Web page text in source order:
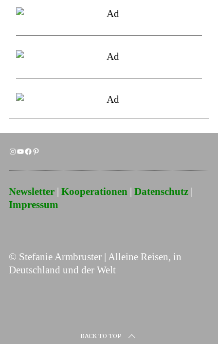
Newsletter| Kooperationen| Datenschutz|
Impressum
© Stefanie Armbruster | Alleine Reisen, in
Deutschland und der Welt
BACK TO TOP